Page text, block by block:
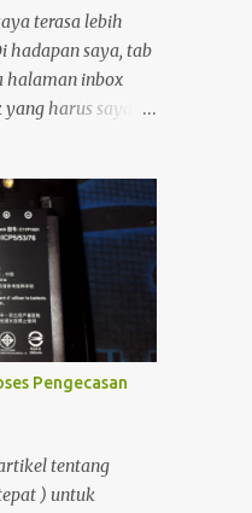
benar sudah
Namun
sulit untuk
perlu diingat
minim sekali.
masih
sebagai
kreatifitas
maka saya
terasa lebih
hadapan saya, tab
halaman inbox
harus saya
menyita perhatian.
blog, domain bukan
identitas
yang kita
Mungkin karena
kening saya
yang
jari di atas
detak jam yang
keseriusan itu,
kawan
Pengecasan
tentang
) untuk